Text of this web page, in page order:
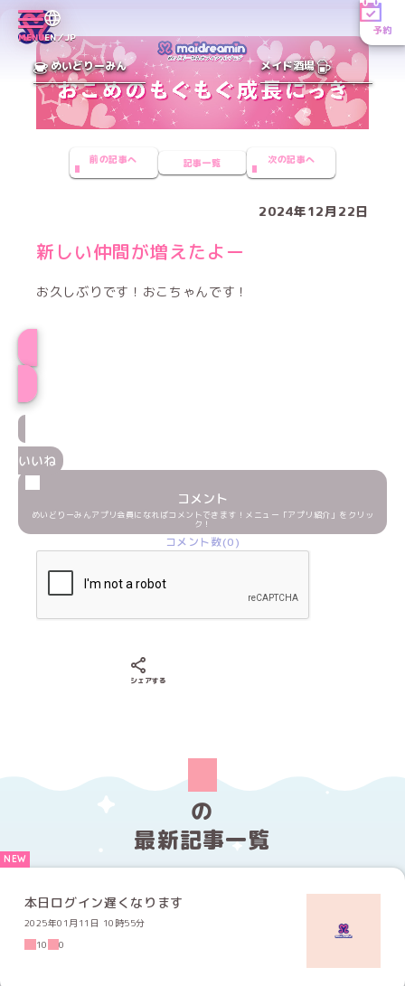
MENUEN／JP
予約
めいどりーみん メイド酒場
前の記事へ 記事一覧 次の記事へ
2024年12月22日
新しい仲間が増えたよー
お久しぶりです！おこちゃんです！
いいね
コメント
めいどりーみんアプリ会員になればコメントできます！メニュー「アプリ紹介」をクリッ
ク！
コメント数(0)
シェアする
の
最新記事一覧
本日ログイン遅くなります
2025年01月11日 10時55分
10
0